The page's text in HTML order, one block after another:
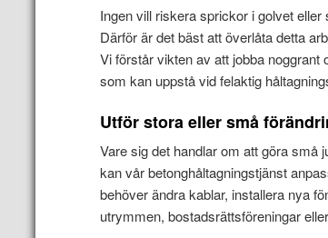
Ingen vill riskera sprickor i golvet
Därför är det bäst att överlåta detta
Vi förstår vikten av att jobba
som kan uppstå vid felaktig
Utför stora eller små
Vare sig det handlar om att göra små
kan vår betonghåltagningstjänst
behöver ändra kablar, installera nya
utrymmen, bostadsrättsföreningar